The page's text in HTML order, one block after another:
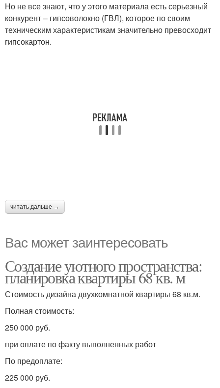
Но не все знают, что у этого материала есть серьезный
конкурент – гипсоволокно (ГВЛ), которое по своим
техническим характеристикам значительно превосходит
гипсокартон.
читать дальше →
Вас может заинтересовать
Создание уютного пространства:
планировка квартиры 68 кв. м
Стоимость дизайна двухкомнатной квартиры 68 кв.м.
Полная стоимость:
250 000 руб.
при оплате по факту выполненных работ
По предоплате:
225 000 руб.